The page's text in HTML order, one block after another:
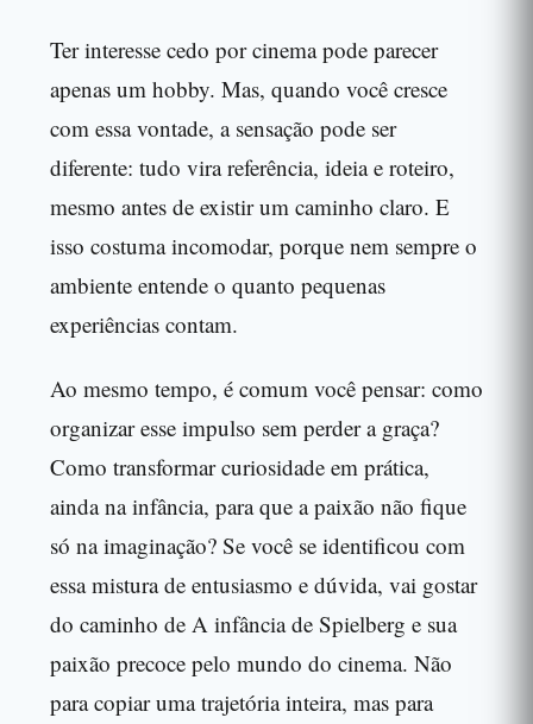
Ter interesse cedo por cinema pode parecer
apenas um hobby. Mas, quando você cresce
com essa vontade, a sensação pode ser
diferente: tudo vira referência, ideia e roteiro,
mesmo antes de existir um caminho claro. E
isso costuma incomodar, porque nem sempre o
ambiente entende o quanto pequenas
experiências contam.
Ao mesmo tempo, é comum você pensar: como
organizar esse impulso sem perder a graça?
Como transformar curiosidade em prática,
ainda na infância, para que a paixão não fique
só na imaginação? Se você se identificou com
essa mistura de entusiasmo e dúvida, vai gostar
do caminho de A infância de Spielberg e sua
paixão precoce pelo mundo do cinema. Não
para copiar uma trajetória inteira, mas para